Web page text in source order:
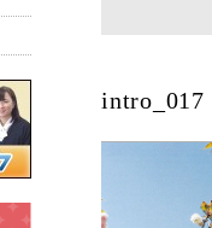
intro_017